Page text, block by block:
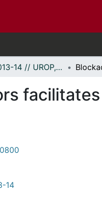
PIRPC, 2013-14 // UROP, 2013-14
14